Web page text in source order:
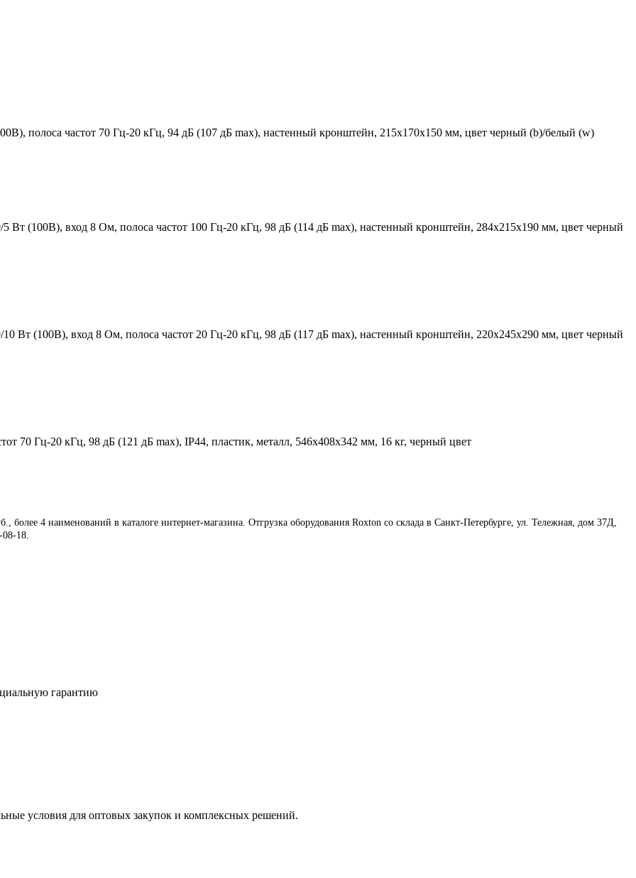
полоса частот 70 Гц-20 кГц, 94 дБ (107 дБ max), настенный кронштейн, 215х170х150 мм, цвет черный (b)/белый (w)
Вт (100В), вход 8 Ом, полоса частот 100 Гц-20 кГц, 98 дБ (114 дБ max), настенный кронштейн, 284х215х190 мм, цвет черный
Вт (100В), вход 8 Ом, полоса частот 20 Гц-20 кГц, 98 дБ (117 дБ max), настенный кронштейн, 220х245х290 мм, цвет черный
70 Гц-20 кГц, 98 дБ (121 дБ max), IP44, пластик, металл, 546х408х342 мм, 16 кг, черный цвет
более 4 наименований в каталоге интернет-магазина. Отгрузка оборудования Roxton со склада в Санкт-Петербурге, ул. Тележная, дом 37Д,
18.
гарантию
условия для оптовых закупок и комплексных решений.